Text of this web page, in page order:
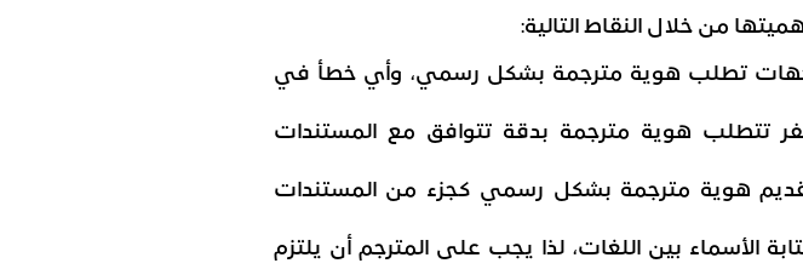
من خلال النقاط التالية:
الجهات تطلب هوية مترجمة بشكل رسمي، وأي خطأ في
تتطلب هوية مترجمة بدقة تتوافق مع المستندات
تقديم هوية مترجمة بشكل رسمي كجزء من المستندات
الأسماء بين اللغات، لذا يجب على المترجم أن يلتزم